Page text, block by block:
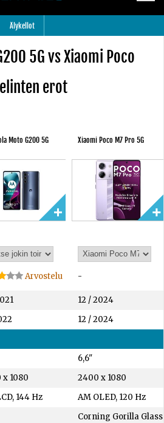
Älykellot
5G vs Xiaomi Poco
erot
Moto G200 5G Xiaomi Poco M7 Pro 5G
Arvostelu -
12 / 2024
12 / 2024
6,6"
x 1080
2400 x 1080
144 Hz
AM OLED, 120 Hz
Corning Gorilla Glass